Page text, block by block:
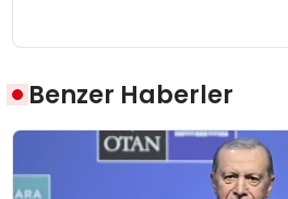
Benzer Haberler